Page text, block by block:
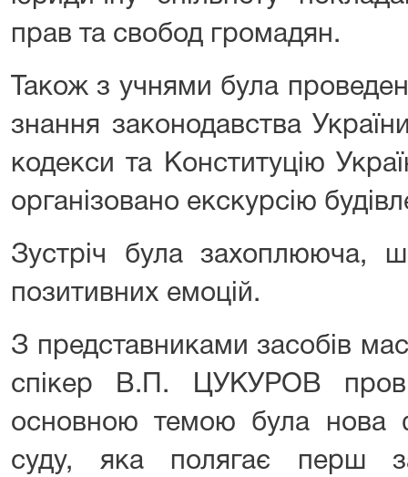
прав та свобод громадян.
Також з учнями була
знання законодавства
кодекси та Конституцію
організовано екскурсію
Зустріч була захоплююча,
позитивних емоцій.
З представниками засобів
спікер В.П. ЦУКУРОВ
основною темою була нова
суду, яка полягає перш